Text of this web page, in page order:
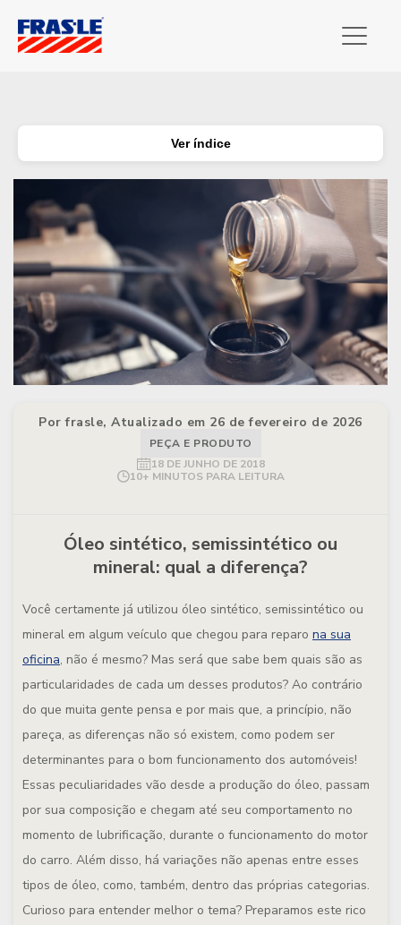
Ver índice
Por frasle, Atualizado em 26 de fevereiro de 2026
PEÇA E PRODUTO
18 DE JUNHO DE 2018
10+ MINUTOS PARA LEITURA
Óleo sintético, semissintético ou
mineral: qual a diferença?
Você certamente já utilizou óleo sintético, semissintético ou
mineral em algum veículo que chegou para reparo na sua
oficina, não é mesmo? Mas será que sabe bem quais são as
particularidades de cada um desses produtos? Ao contrário
do que muita gente pensa e por mais que, a princípio, não
pareça, as diferenças não só existem, como podem ser
determinantes para o bom funcionamento dos automóveis!
Essas peculiaridades vão desde a produção do óleo, passam
por sua composição e chegam até seu comportamento no
momento de lubrificação, durante o funcionamento do motor
do carro. Além disso, há variações não apenas entre esses
tipos de óleo, como, também, dentro das próprias categorias.
Curioso para entender melhor o tema? Preparamos este rico